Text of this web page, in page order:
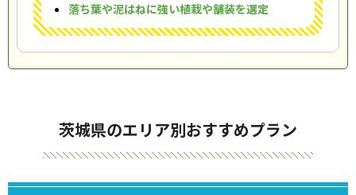
落ち葉や泥はねに強い植栽や舗装を選定
茨城県のエリア別おすすめプラン